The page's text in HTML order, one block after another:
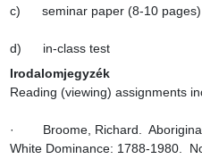
c)      seminar paper (8-10 pages)
d)      in-class test
Irodalomjegyzék
Reading (viewing) assignments
·        Broome, Richard.
White Dominance: 1788-1980.